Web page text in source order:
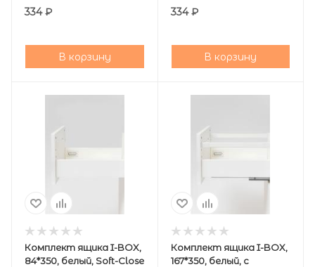
334₽
В корзину
334₽
В корзину
Комплект ящика I-BOX,
84*350, белый, Soft-Close
Комплект ящика I-BOX,
167*350, белый, с